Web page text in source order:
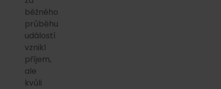
běžného
průběhu
událostí
vznikl
příjem,
ale
kvůli